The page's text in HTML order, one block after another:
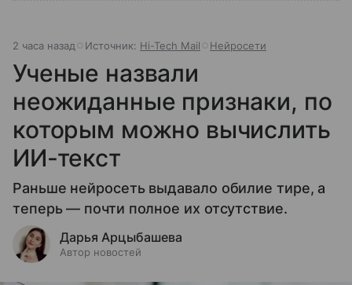
2 часа назад Источник: Hi-Tech Mail Нейросети
Ученые назвали
неожиданные признаки, по
которым можно вычислить
ИИ-текст
Раньше нейросеть выдавало обилие тире, а
теперь — почти полное их отсутствие.
Дарья Арцыбашева
Автор новостей